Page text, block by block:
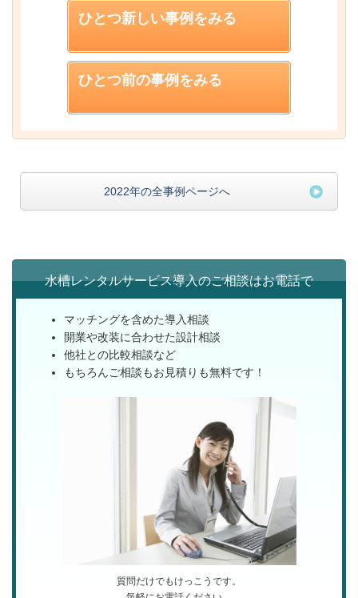
ひとつ新しい事例をみる
ひとつ前の事例をみる
2022年の全事例ページへ
水槽レンタルサービス導入のご相談はお電話で
マッチングを含めた導入相談
開業や改装に合わせた設計相談
他社との比較相談など
もちろんご相談もお見積りも無料です！
質問だけでもけっこうです。